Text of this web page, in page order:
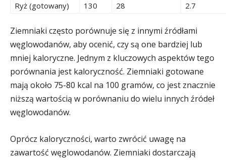
Ryż (gotowany) 130 28 2.7
Ziemniaki często porównuje się z innymi źródłami
węglowodanów, aby ocenić, czy są one bardziej lub
mniej kaloryczne. Jednym z kluczowych aspektów tego
porównania jest kaloryczność. Ziemniaki gotowane
mają około 75-80 kcal na 100 gramów, co jest znacznie
niższą wartością w porównaniu do wielu innych źródeł
węglowodanów.
Oprócz kaloryczności, warto zwrócić uwagę na
zawartość węglowodanów. Ziemniaki dostarczają